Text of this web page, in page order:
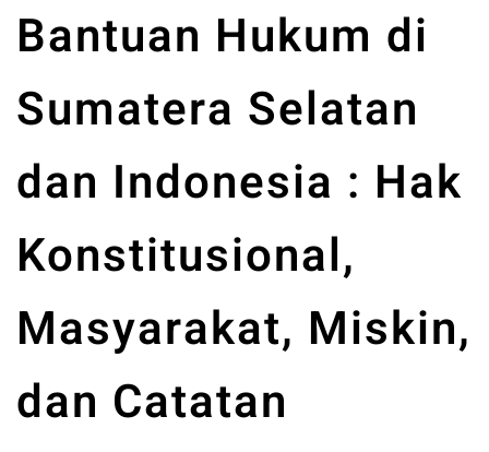
Bantuan Hukum di
Sumatera Selatan
dan Indonesia : Hak
Konstitusional,
Masyarakat, Miskin,
dan Catatan